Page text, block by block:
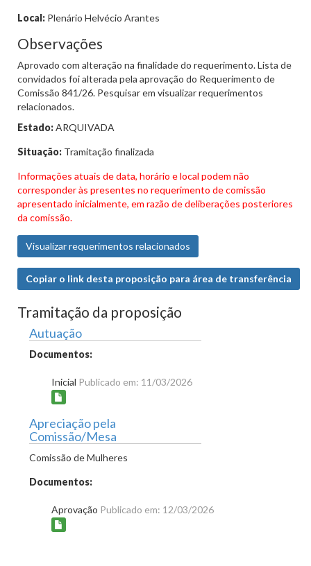
Local: Plenário Helvécio Arantes
Observações
Aprovado com alteração na finalidade do requerimento. Lista de
convidados foi alterada pela aprovação do Requerimento de
Comissão 841/26. Pesquisar em visualizar requerimentos
relacionados.
Estado:ARQUIVADA
Situação: Tramitação finalizada
Informações atuais de data, horário e local podem não
corresponder às presentes no requerimento de comissão
apresentado inicialmente, em razão de deliberações posteriores
da comissão.
Visualizar requerimentos relacionados
Copiar o link desta proposição para área de transferência
Tramitação da proposição
Autuação
Documentos:
Inicial Publicado em: 11/03/2026
Apreciação pela
Comissão/Mesa
Comissão de Mulheres
Documentos:
Aprovação Publicado em: 12/03/2026